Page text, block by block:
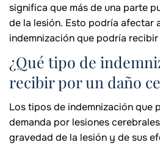
significa que más de una parte
de la lesión. Esto podría afectar
indemnización que podría
¿Qué tipo de
recibir por un daño
Los tipos de indemnización que
demanda por lesiones
gravedad de la lesión y de sus